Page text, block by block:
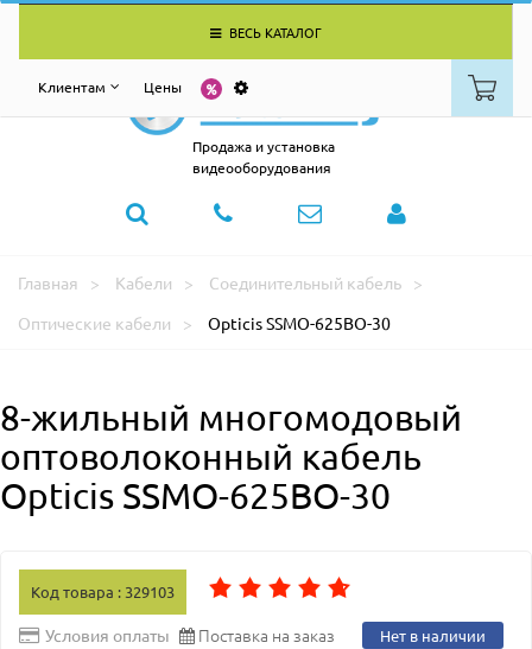
ВЕСЬ КАТАЛОГ
Клиентам Цены
Продажа и установка
видеооборудования
Главная Кабели
Соединительный кабель
Оптические кабели
Opticis SSMO-625BO-30
8-жильный многомодовый
оптоволоконный кабель
Opticis SSMO-625BO-30
Код товара : 329103
Условия оплаты Поставка на заказ Нет в наличии